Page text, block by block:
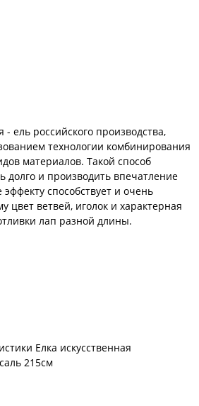
ель российского производства,
технологии комбинирования
материалов. Такой способ
долго и производить впечатление
способствует и очень
цвет ветвей, иголок и характерная
лап разной длины.
Елка искусственная
215см